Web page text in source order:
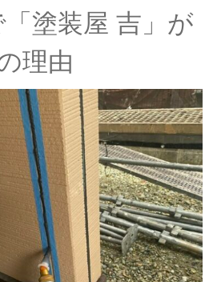
塗装屋 吉」が
理由